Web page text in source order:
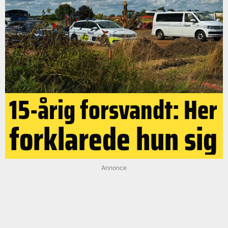
15-årig forsvandt: Her
forklarede hun sig
Annonce